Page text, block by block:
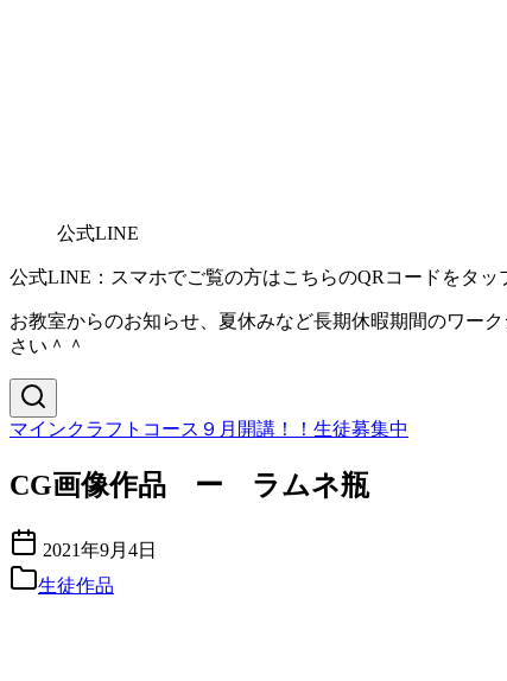
公式LINE
公式LINE：スマホでご覧の方はこちらのQRコードをタッ
お教室からのお知らせ、夏休みなど長期休暇期間のワー
さい＾＾
マインクラフトコース９月開講！！生徒募集中
CG画像作品 ー ラムネ瓶
2021年9月4日
生徒作品